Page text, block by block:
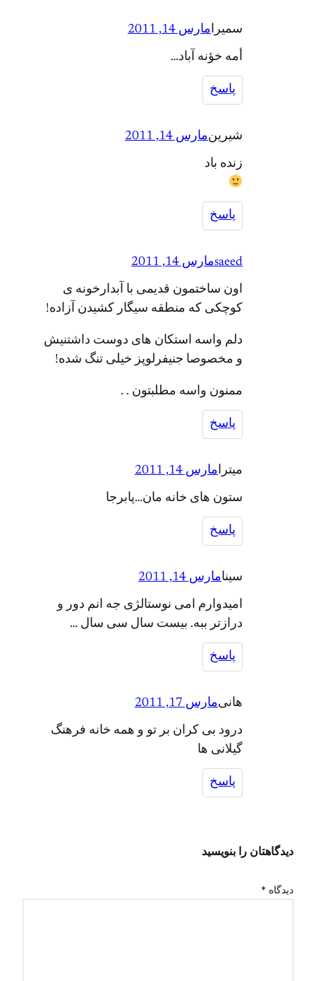
سمیرامارس 14, 2011
أمه خؤنه آباد…
پاسخ
شیرینمارس 14, 2011
زنده باد
پاسخ
saeedمارس 14, 2011
اون ساختمون قدیمی با آبدارخونه ی
کوچکی که منطقه سیگار کشیدن آزاده!
دلم واسه استکان های دوست داشتنیش
و مخصوصا جنیفرلوپز خیلی تنگ شده!
ممنون واسه مطلبتون . .
پاسخ
میترامارس 14, 2011
ستون های خانه مان…پابرجا
پاسخ
سینامارس 14, 2011
امیدوارم امی نوستالژی جه انم دور و
درازتر ببه. بیست سال سی سال …
پاسخ
هانیمارس 17, 2011
درود بی کران بر تو و همه خانه فرهنگ
گیلانی ها
پاسخ
دیدگاهتان را بنویسید
دیدگاه *